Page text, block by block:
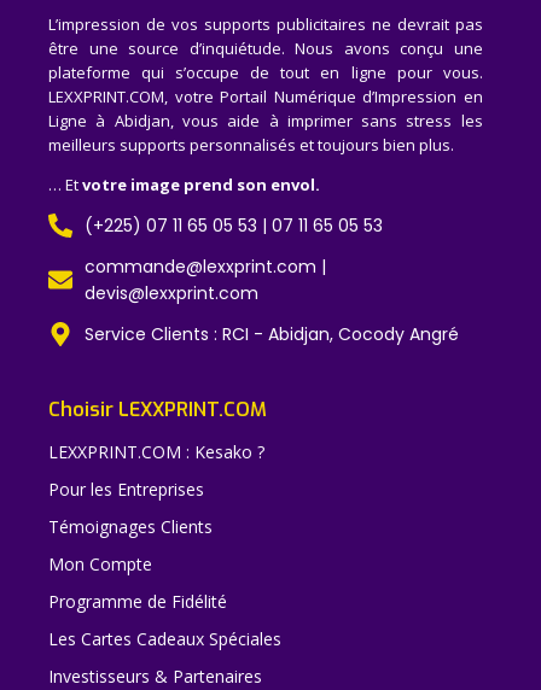
L’impression de vos supports publicitaires ne devrait pas
être une source d’inquiétude. Nous avons conçu une
plateforme qui s’occupe de tout en ligne pour vous.
LEXXPRINT.COM, votre Portail Numérique d’Impression en
Ligne à Abidjan, vous aide à imprimer sans stress les
meilleurs supports personnalisés et toujours bien plus.
… Etvotre image prend son envol.
(+225) 07 11 65 05 53 | 07 11 65 05 53
commande@lexxprint.com |
devis@lexxprint.com
Service Clients : RCI - Abidjan, Cocody Angré
Choisir LEXXPRINT.COM
LEXXPRINT.COM : Kesako ?
Pour les Entreprises
Témoignages Clients
Mon Compte
Programme de Fidélité
Les Cartes Cadeaux Spéciales
Investisseurs & Partenaires